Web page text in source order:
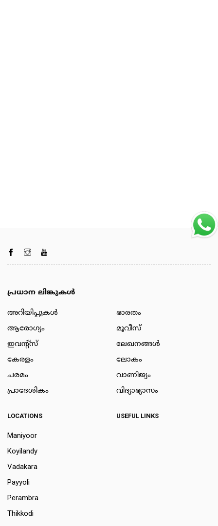
പ്രധാന ലിങ്കുകൾ
അറിയിപ്പുകള്‍
ആരോഗ്യം
ഇവന്റ്സ്
കേരളം
ചരമം
പ്രാദേശികം
ഭാരതം
മൂവീസ്
ലേഖനങ്ങള്‍
ലോകം
വാണിജ്യം
വിദ്യാഭ്യാസം
LOCATIONS
Maniyoor
Koyilandy
Vadakara
Payyoli
Perambra
Thikkodi
USEFUL LINKS